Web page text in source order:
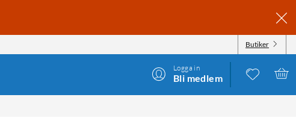
Butiker
Logga in
Bli medlem